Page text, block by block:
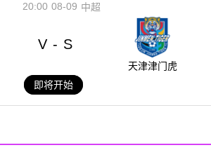
08-09
20:00 中超
V - S
天津津门虎
即将开始